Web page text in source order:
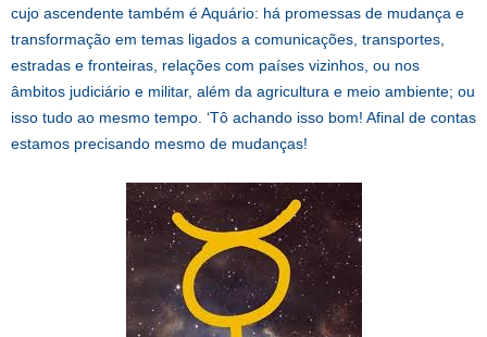
cujo ascendente também é Aquário: há promessas de mudança e
transformação em temas ligados a comunicações, transportes,
estradas e fronteiras, relações com países vizinhos, ou nos
âmbitos judiciário e militar, além da agricultura e meio ambiente; ou
isso tudo ao mesmo tempo. ‘Tô achando isso bom! Afinal de contas
estamos precisando mesmo de mudanças!